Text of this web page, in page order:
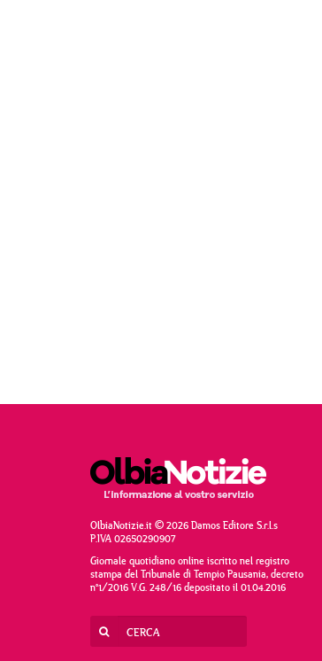
OlbiaNotizie.it © 2026 Damos Editore S.r.l.s
P.IVA 02650290907
Giornale quotidiano online iscritto nel registro
stampa del Tribunale di Tempio Pausania, decreto
n°1/2016 V.G. 248/16 depositato il 01.04.2016